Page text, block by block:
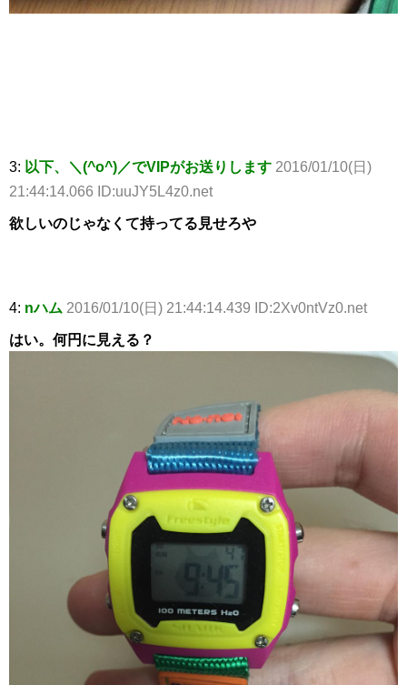
3: 以下、＼(^o^)／でVIPがお送りします 2016/01/10(日)
21:44:14.066 ID:uuJY5L4z0.net
欲しいのじゃなくて持ってる見せろや
4: nハム 2016/01/10(日) 21:44:14.439 ID:2Xv0ntVz0.net
はい。何円に見える？